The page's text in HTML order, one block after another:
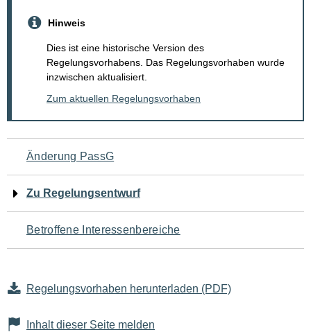
Hinweis
Dies ist eine historische Version des
Regelungsvorhabens. Das Regelungsvorhaben wurde
inzwischen aktualisiert.
Zum aktuellen Regelungsvorhaben
Navigation
für
den
Seiteninhalt
Änderung PassG
Zu Regelungsentwurf
Betroffene Interessenbereiche
Regelungsvorhaben herunterladen (PDF)
Inhalt dieser Seite melden